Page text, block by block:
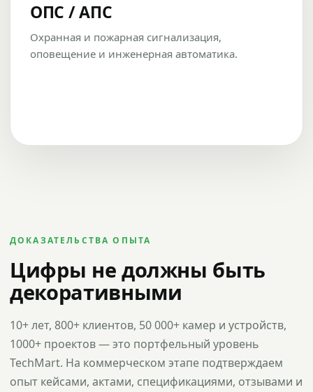
ОПС / АПС
Охранная и пожарная сигнализация,
оповещение и инженерная автоматика.
ДОКАЗАТЕЛЬСТВА ОПЫТА
Цифры не должны быть
декоративными
10+ лет, 800+ клиентов, 50 000+ камер и устройств,
1000+ проектов — это портфельный уровень
TechMart. На коммерческом этапе подтверждаем
опыт кейсами, актами, спецификациями, отзывами и